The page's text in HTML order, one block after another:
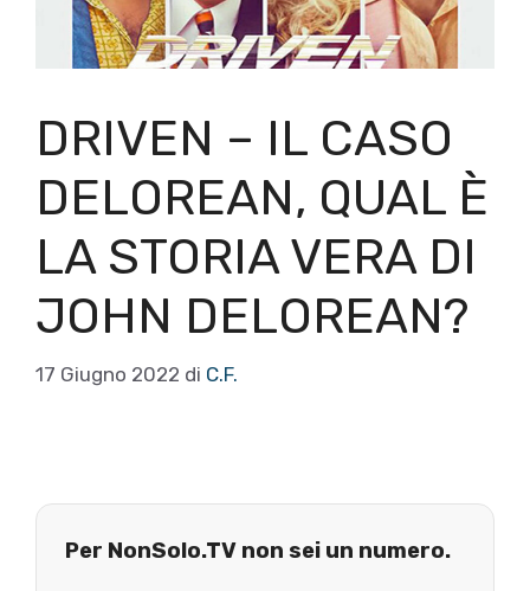
DRIVEN – IL CASO
DELOREAN, QUAL È
LA STORIA VERA DI
JOHN DELOREAN?
17 Giugno 2022 di C.F.
Per NonSolo.TV non sei un numero.